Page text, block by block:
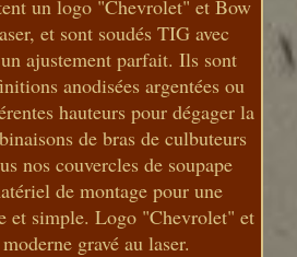
un logo "Chevrolet" et Bow
et sont soudés TIG avec
ajustement parfait. Ils sont
anodisées argentées ou
hauteurs pour dégager la
de bras de culbuteurs
nos couvercles de soupape
de montage pour une
et simple. Logo "Chevrolet" et
gravé au laser.